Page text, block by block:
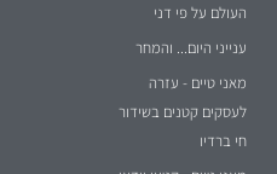
העולם על פי דני
ענייני היום... והמחר
מאני טיים - עזרה
לעסקים קטנים בשידור
חי ברדיו